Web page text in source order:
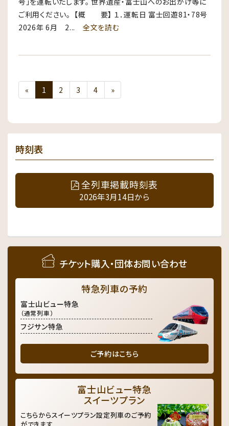
ご利用ください。 【概 要】 １．運転日 富士回遊81・78号
2026年 6月 2... 全文を読む
« 1 2 3 4 »
時刻表
全列車掲載時刻表
2026年3月14日から
チケット購入・団体お問い合わせ
特急列車の予約
富士山ビュー特急
（通常列車）
フジサン特急
ご予約はこちら
富士山ビュー特急
スイーツプラン
こちらからスイーツプラン設定列車のご予約